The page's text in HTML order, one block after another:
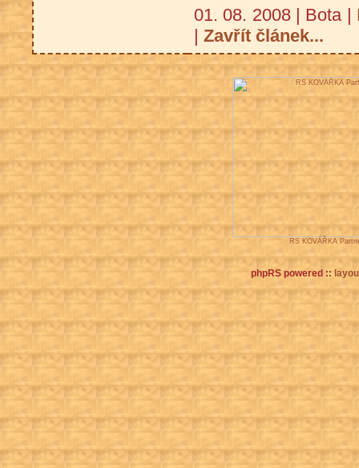
01. 08. 2008 | Bota |
| Zavřít článek...
RS KOVÁŘKA
phpRS powered ::